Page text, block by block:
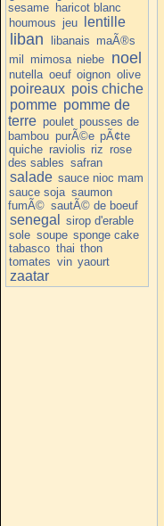
sesame haricot blanc
houmous jeu lentille
liban libanais maÃ®s
mil mimosa niebe noel
nutella oeuf oignon olive
poireaux pois chiche
pomme pomme de
terre poulet pousses de
bambou purÃ©e pÃ¢te
quiche raviolis riz rose
des sables safran
salade sauce nioc mam
sauce soja saumon
fumÃ© sautÃ© de boeuf
senegal
sirop d'erable
sole soupe sponge cake
tabasco thai thon
tomates vin yaourt
zaatar